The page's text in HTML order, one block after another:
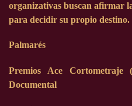
organizativas buscan afirmar
para decidir su propio destino.
Palmarés
Premios Ace Cortometraje
Documental